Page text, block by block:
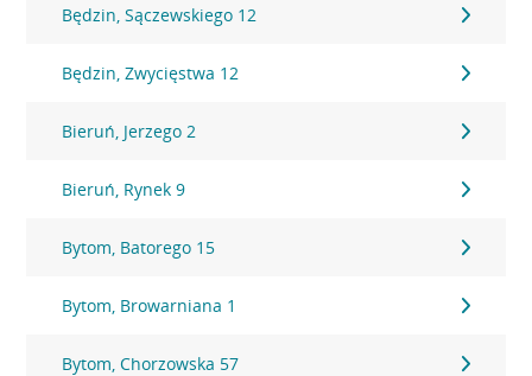
Będzin, Sączewskiego 12
Będzin, Zwycięstwa 12
Bieruń, Jerzego 2
Bieruń, Rynek 9
Bytom, Batorego 15
Bytom, Browarniana 1
Bytom, Chorzowska 57